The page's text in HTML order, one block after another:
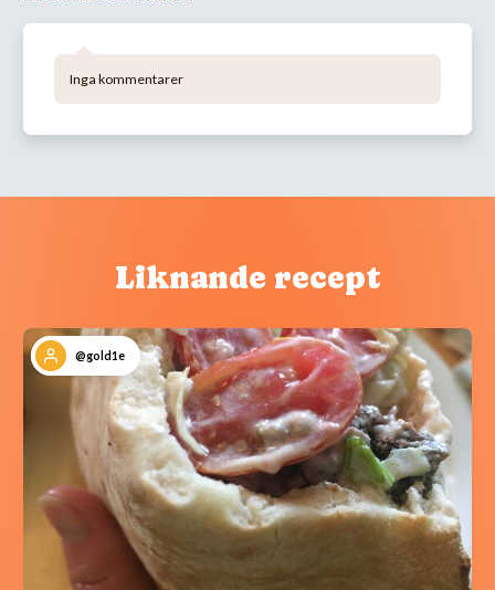
Inga kommentarer
Liknande recept
@gold1e